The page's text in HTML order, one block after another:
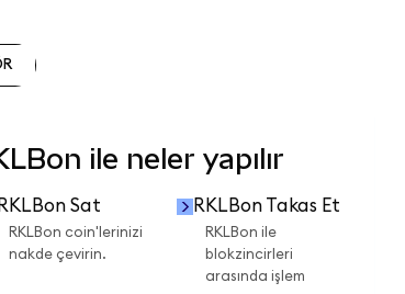
ile neler yapılır
RKLBon Sat
RKLBon coin'lerinizi
nakde çevirin.
RKLBon Takas Et
RKLBon ile
blokzincirleri
arasında işlem